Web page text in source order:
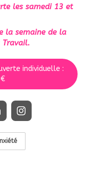
les samedi 13 et
la semaine de la
Travail.
individuelle :